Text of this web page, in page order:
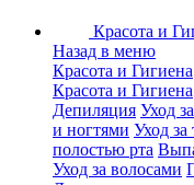
Красота и
Назад в меню
Красота и Гигиена
Красота и Гигиена
Депиляция Уход
и ногтями Уход за
полостью рта
Уход за волосами